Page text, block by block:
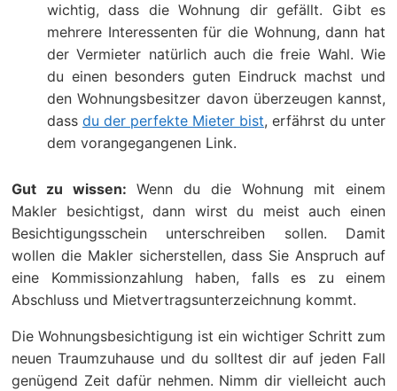
wichtig, dass die Wohnung dir gefällt. Gibt es
mehrere Interessenten für die Wohnung, dann hat
der Vermieter natürlich auch die freie Wahl. Wie
du einen besonders guten Eindruck machst und
den Wohnungsbesitzer davon überzeugen kannst,
dass du der perfekte Mieter bist, erfährst du unter
dem vorangegangenen Link.
Gut zu wissen: Wenn du die Wohnung mit einem
Makler besichtigst, dann wirst du meist auch einen
Besichtigungsschein unterschreiben sollen. Damit
wollen die Makler sicherstellen, dass Sie Anspruch auf
eine Kommissionzahlung haben, falls es zu einem
Abschluss und Mietvertragsunterzeichnung kommt.
Die Wohnungsbesichtigung ist ein wichtiger Schritt zum
neuen Traumzuhause und du solltest dir auf jeden Fall
genügend Zeit dafür nehmen. Nimm dir vielleicht auch